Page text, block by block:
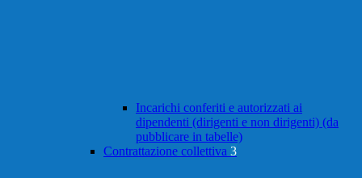
Incarichi conferiti e autorizzati ai
dipendenti (dirigenti e non dirigenti) (da
pubblicare in tabelle)
Contrattazione collettiva 3